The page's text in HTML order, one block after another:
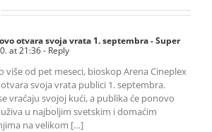
otvara svoja vrata 1. septembra - Super
at 21:36- Reply
više od pet meseci, bioskop Arena Cineplex
svoja vrata publici 1. septembra.
vraćaju svojoj kući, a publika će ponovo
u najboljim svetskim i domaćim
na velikom […]